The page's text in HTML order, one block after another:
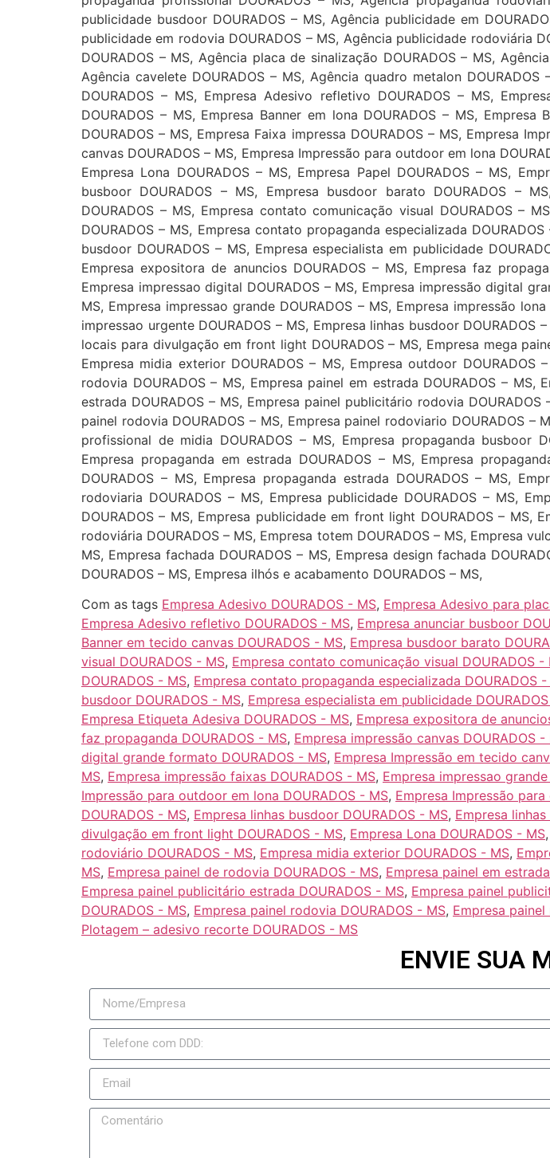
publicidade busdoor DOURADOS – MS, Agência publicidade em
publicidade em rodovia DOURADOS – MS, Agência publicidade rodoviária
DOURADOS – MS, Agência placa de sinalização DOURADOS – MS,
Agência cavelete DOURADOS – MS, Agência quadro metalon
DOURADOS – MS, Empresa Adesivo refletivo DOURADOS – MS,
DOURADOS – MS, Empresa Banner em lona DOURADOS – MS,
DOURADOS – MS, Empresa Faixa impressa DOURADOS – MS, Empresa
canvas DOURADOS – MS, Empresa Impressão para outdoor em lona
Empresa Lona DOURADOS – MS, Empresa Papel DOURADOS – MS,
busboor DOURADOS – MS, Empresa busdoor barato DOURADOS –
DOURADOS – MS, Empresa contato comunicação visual DOURADOS –
DOURADOS – MS, Empresa contato propaganda especializada
busdoor DOURADOS – MS, Empresa especialista em publicidade
Empresa expositora de anuncios DOURADOS – MS, Empresa faz
Empresa impressao digital DOURADOS – MS, Empresa impressão digital
MS, Empresa impressao grande DOURADOS – MS, Empresa impressão
impressao urgente DOURADOS – MS, Empresa linhas busdoor
locais para divulgação em front light DOURADOS – MS, Empresa mega
Empresa midia exterior DOURADOS – MS, Empresa outdoor
rodovia DOURADOS – MS, Empresa painel em estrada DOURADOS –
estrada DOURADOS – MS, Empresa painel publicitário rodovia
painel rodovia DOURADOS – MS, Empresa painel rodoviario DOURADOS –
profissional de midia DOURADOS – MS, Empresa propaganda busboor
Empresa propaganda em estrada DOURADOS – MS, Empresa
DOURADOS – MS, Empresa propaganda estrada DOURADOS – MS,
rodoviaria DOURADOS – MS, Empresa publicidade DOURADOS – MS,
DOURADOS – MS, Empresa publicidade em front light DOURADOS – MS,
rodoviária DOURADOS – MS, Empresa totem DOURADOS – MS, Empresa
MS, Empresa fachada DOURADOS – MS, Empresa design fachada
DOURADOS – MS, Empresa ilhós e acabamento DOURADOS – MS,
Com as tags Empresa Adesivo DOURADOS - MS, Empresa Adesivo para
Empresa Adesivo refletivo DOURADOS - MS, Empresa anunciar busboor
Banner em tecido canvas DOURADOS - MS, Empresa busdoor barato
visual DOURADOS - MS, Empresa contato comunicação visual DOURADOS -
DOURADOS - MS, Empresa contato propaganda especializada DOURADOS -
busdoor DOURADOS - MS, Empresa especialista em publicidade
Empresa Etiqueta Adesiva DOURADOS - MS, Empresa expositora de
faz propaganda DOURADOS - MS, Empresa impressão canvas DOURADOS -
digital grande formato DOURADOS - MS, Empresa Impressão em tecido
MS, Empresa impressão faixas DOURADOS - MS, Empresa impressao
Impressão para outdoor em lona DOURADOS - MS, Empresa Impressão
DOURADOS - MS, Empresa linhas busdoor DOURADOS - MS, Empresa
divulgação em front light DOURADOS - MS, Empresa Lona DOURADOS - MS,
rodoviário DOURADOS - MS, Empresa midia exterior DOURADOS - MS,
MS, Empresa painel de rodovia DOURADOS - MS, Empresa painel em
Empresa painel publicitário estrada DOURADOS - MS, Empresa painel
DOURADOS - MS, Empresa painel rodovia DOURADOS - MS, Empresa
Plotagem – adesivo recorte DOURADOS - MS
ENVIE SUA